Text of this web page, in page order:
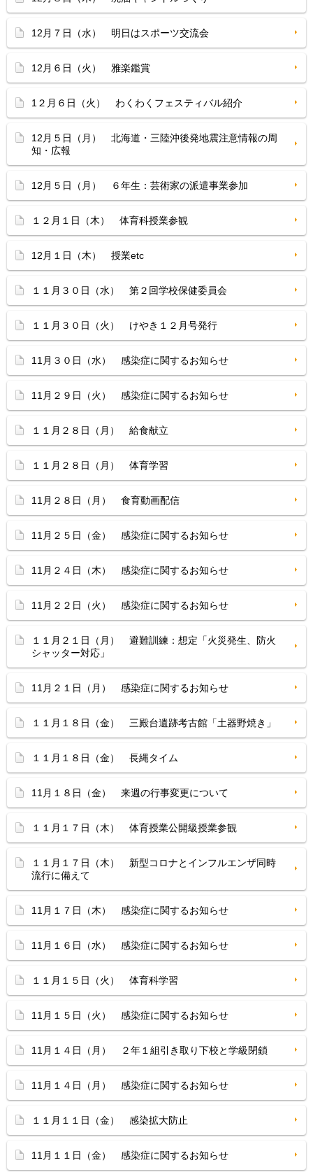
12月７日（水） 明日はスポーツ交流会
12月６日（火） 雅楽鑑賞
1２月６日（火） わくわくフェスティバル紹介
12月５日（月） 北海道・三陸沖後発地震注意情報の周
知・広報
12月５日（月） ６年生：芸術家の派遣事業参加
１２月１日（木） 体育科授業参観
12月１日（木） 授業etc
１１月３０日（水） 第２回学校保健委員会
１１月３０日（火） けやき１２月号発行
11月３０日（水） 感染症に関するお知らせ
11月２９日（火） 感染症に関するお知らせ
１１月２８日（月） 給食献立
１１月２８日（月） 体育学習
11月２８日（月） 食育動画配信
11月２５日（金） 感染症に関するお知らせ
11月２４日（木） 感染症に関するお知らせ
11月２２日（火） 感染症に関するお知らせ
１１月２１日（月） 避難訓練：想定「火災発生、防火
シャッター対応」
11月２１日（月） 感染症に関するお知らせ
１１月１８日（金） 三殿台遺跡考古館「土器野焼き」
１１月１８日（金） 長縄タイム
11月１８日（金） 来週の行事変更について
１１月１７日（木） 体育授業公開級授業参観
１１月１７日（木） 新型コロナとインフルエンザ同時
流行に備えて
11月１７日（木） 感染症に関するお知らせ
11月１６日（水） 感染症に関するお知らせ
１１月１５日（火） 体育科学習
11月１５日（火） 感染症に関するお知らせ
11月１４日（月） ２年１組引き取り下校と学級閉鎖
11月１４日（月） 感染症に関するお知らせ
１１月１１日（金） 感染拡大防止
11月１１日（金） 感染症に関するお知らせ